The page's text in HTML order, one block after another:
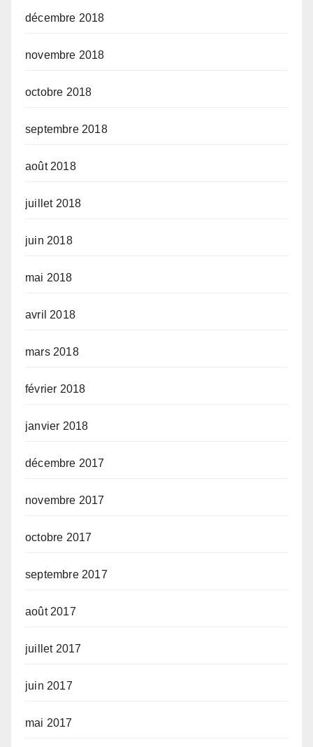
décembre 2018
novembre 2018
octobre 2018
septembre 2018
août 2018
juillet 2018
juin 2018
mai 2018
avril 2018
mars 2018
février 2018
janvier 2018
décembre 2017
novembre 2017
octobre 2017
septembre 2017
août 2017
juillet 2017
juin 2017
mai 2017